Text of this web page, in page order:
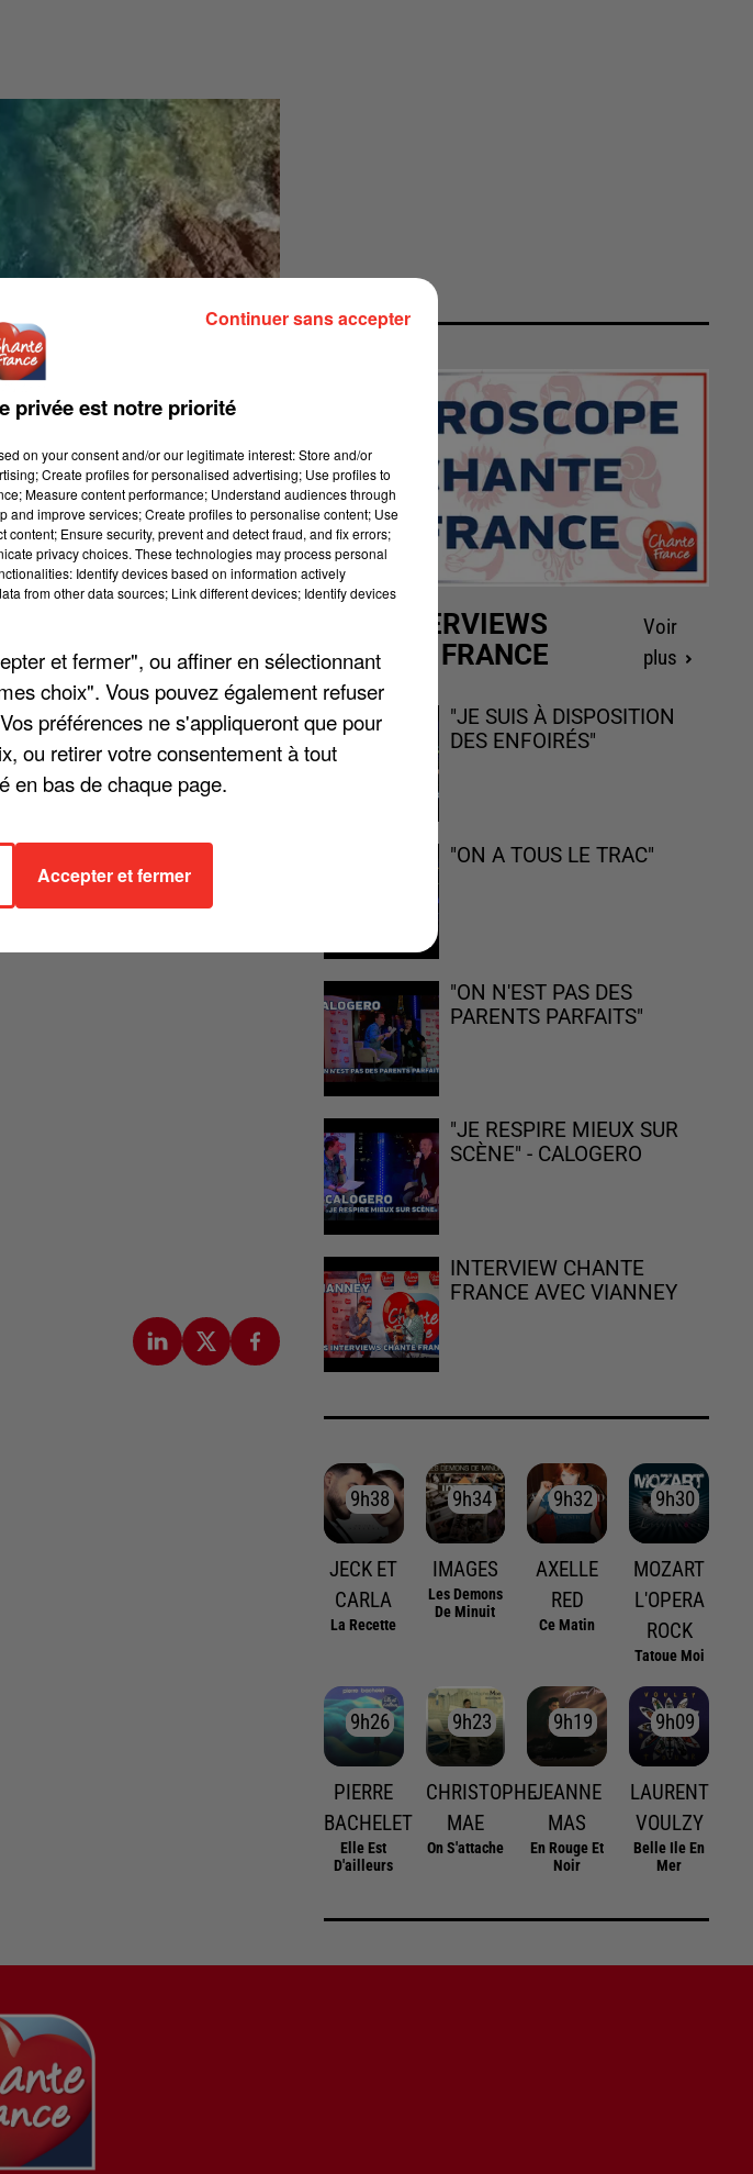
avant ce nouvel opus avec la
des carnets de voyage
et collectives qu'il faut déployer
grave problème de la pollution
LES INTERVIEWS
CHANTE FRANCE
Voir
plus
"JE SUIS À DISPOSITION
DES ENFOIRÉS"
"ON A TOUS LE TRAC"
"ON N'EST PAS DES
PARENTS PARFAITS"
"JE RESPIRE MIEUX SUR
SCÈNE" - CALOGERO
INTERVIEW CHANTE
FRANCE AVEC VIANNEY
9h38
9h38
JECK ET
CARLA
La Recette
9h34
9h34
IMAGES
Les Demons
De Minuit
9h32
9h32
AXELLE
RED
Ce Matin
9h30
9h30
MOZART
L'OPERA
ROCK
Tatoue Moi
9h26
9h26
PIERRE
BACHELET
Elle Est
D'ailleurs
9h23
9h23
CHRISTOPHE
MAE
On S'attache
9h19
9h19
JEANNE
MAS
En Rouge Et
Noir
9h09
9h09
LAURENT
VOULZY
Belle Ile En
Mer
privée est notre priorité
on your consent and/or our legitimate interest: Store and/or
Create profiles for personalised advertising; Use profiles to
Measure content performance; Understand audiences through
and improve services; Create profiles to personalise content; Use
Ensure security, prevent and detect fraud, and fix errors;
privacy choices. These technologies may process personal
Identify devices based on information actively
from other data sources; Link different devices; Identify devices
et fermer", ou affiner en sélectionnant
choix". Vous pouvez également refuser
préférences ne s'appliqueront que pour
ou retirer votre consentement à tout
en bas de chaque page.
Accepter et fermer
Continuer sans accepter